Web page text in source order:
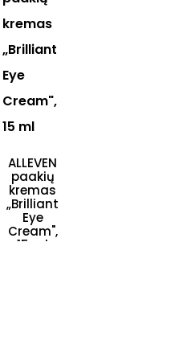
ALLEVEN
paakių
kremas
„Brilliant
Eye
Cream",
15 ml